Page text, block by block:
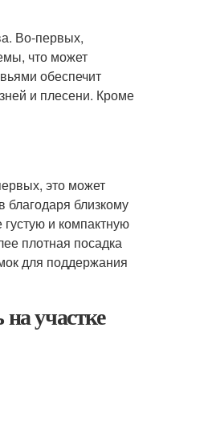
Во-первых,
что может
обеспечит
и плесени. Кроме
это может
близкому
и компактную
плотная посадка
для поддержания
участке